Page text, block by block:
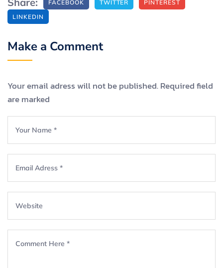
FACEBOOK TWITTER
PINTEREST
LINKEDIN
Make a Comment
Your email adress will not be published. Required field
are marked